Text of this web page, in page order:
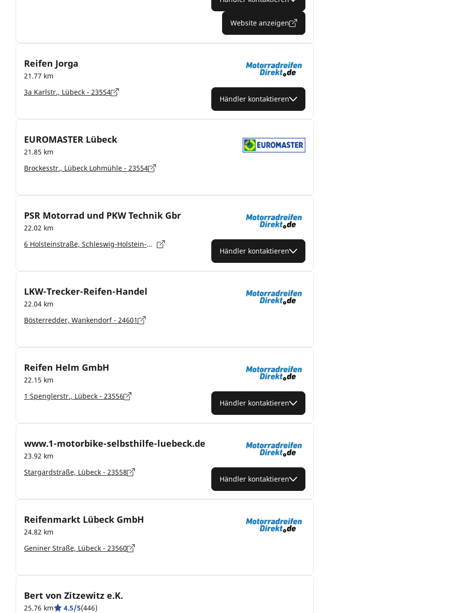
Website anzeigen
Reifen Jorga
21.77 km
3a Karlstr., Lübeck - 23554
Händler kontaktieren
EUROMASTER Lübeck
21.85 km
Brockesstr., Lübeck Lohmühle - 23554
PSR Motorrad und PKW Technik Gbr
22.02 km
6 Holsteinstraße, Schleswig-Holstein-Wahlstedt - 23812
Händler kontaktieren
LKW-Trecker-Reifen-Handel
22.04 km
Bösterredder, Wankendorf - 24601
Reifen Helm GmbH
22.15 km
1 Spenglerstr., Lübeck - 23556
Händler kontaktieren
www.1-motorbike-selbsthilfe-luebeck.de
23.92 km
Stargardstraße, Lübeck - 23558
Händler kontaktieren
Reifenmarkt Lübeck GmbH
24.82 km
Geniner Straße, Lübeck - 23560
Bert von Zitzewitz e.K.
25.76 km 4.5/5(446)